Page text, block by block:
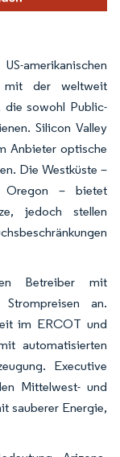
amerikanischen
mit der weltweit
die sowohl Public-
Silicon Valley
Anbieter optische
Die Westküste –
Oregon – bietet
jedoch stellen
Betreiber mit
an.
im ERCOT und
automatisierten
Executive
Mittelwest- und
sauberer Energie,